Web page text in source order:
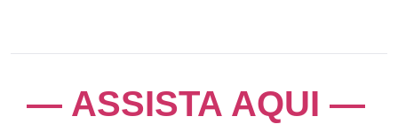
— ASSISTA AQUI —